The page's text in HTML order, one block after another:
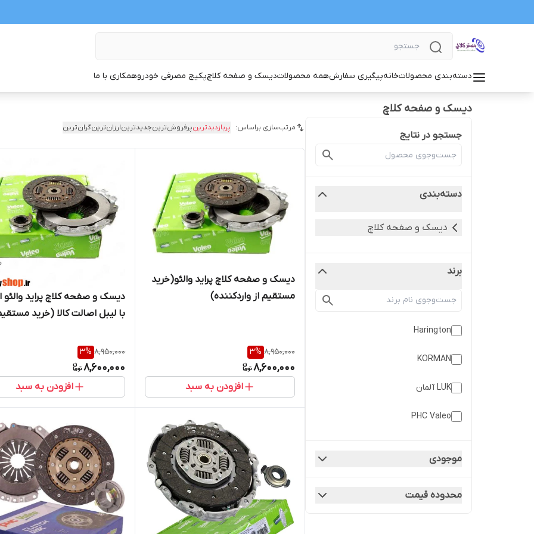
دسته‌بندی محصولاتخانهپیگیری سفارشهمه محصولاتدیسک و صفحه کلاچپکیج مصرفی خودروهمکاری با ما
دیسک و صفحه کلاچ
جستجو در نتایج
دسته‌بندی
دیسک و صفحه کلاچ
برند
Harington
KORMAN
LUK آلمان
PHC Valeo
دایکن
موجودی
محدوده قیمت
مرتب‌سازی براساس: پربازدیدترینپرفروش‌ترینجدیدترینارزان‌ترینگران‌ترین
دیسک و صفحه کلاچ پراید والئو(خرید
مستقیم از واردکننده)
8,950,000
3%
8,600,000
افزودن به سبد
دیسک و صفحه کلاچ پراید والئو
با لیبل اصالت کالا (خرید
8,950,000
3%
8,600,000
افزودن به سبد